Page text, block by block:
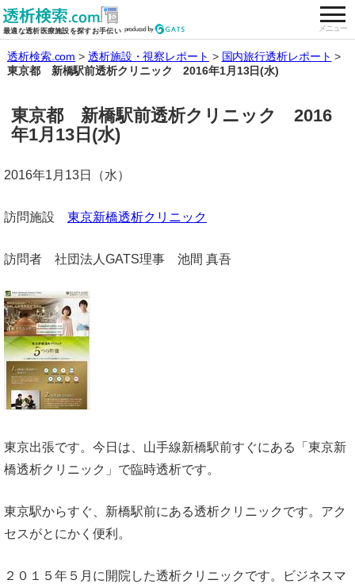
最適な透析医療施設を探すお手伝い メニュー
全国の透析施設を検索する
透析検索.com 透析施設・視察レポート 国内旅行透析レポート
東京都 新橋駅前透析クリニック 2016年1月13日(水)
東京都 新橋駅前透析クリニック 2016
年1月13日(水)
2016年1月13日（水）
訪問施設 東京新橋透析クリニック
訪問者 社団法人GATS理事 池間 真吾
東京出張です。今日は、山手線新橋駅前すぐにある「東京新
橋透析クリニック」で臨時透析です。
東京駅からすぐ、新橋駅前にある透析クリニックです。アク
セスがとにかく便利。
２０１５年５月に開院した透析クリニックです。ビジネスマ